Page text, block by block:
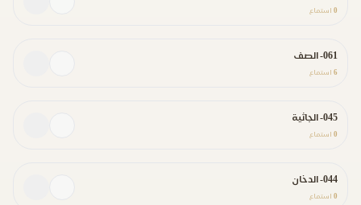
0 استماع
061- الصف
6 استماع
045- الجاثية
0 استماع
044- الدخان
0 استماع